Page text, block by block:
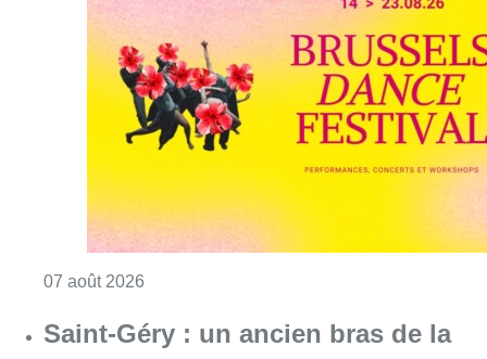
07 août 2026
Saint-Géry : un ancien bras de la